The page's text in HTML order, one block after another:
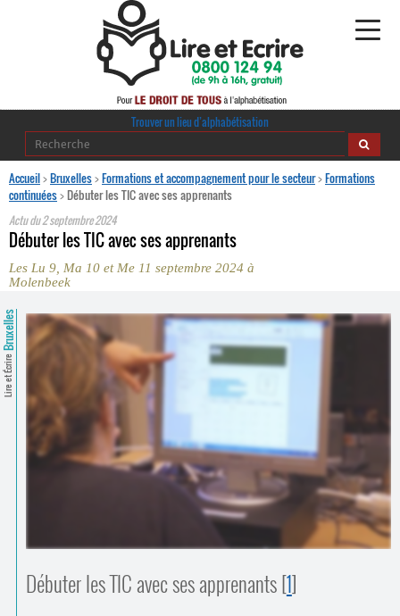
Alphabétisation
Comprendre et parler
Bienvenue en Belgique
Espace presse
Trouver un lieu d’alphabétisation
Trouver un lieu d’alphabétisation
Accueil>Bruxelles>Formations et accompagnement pour le secteur>Formations
continuées>Débuter les TIC avec ses apprenants
Actu du2 septembre 2024
Débuter les TIC avec ses apprenants
Les Lu 9, Ma 10 et Me 11 septembre 2024 à
Molenbeek
Lire et Écrire
Bruxelles
Débuter les TIC avec ses apprenants[1]